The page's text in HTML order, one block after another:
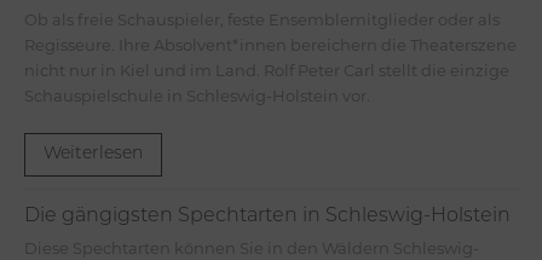
Ob als freie Schauspieler, feste Ensemblemitglieder oder als
Regisseure. Ihre Absolvent*innen bereichern die Theaterszene
nicht nur in Kiel und im Land. Rolf Peter Carl stellt die einzige
Schauspielschule in Schleswig-Holstein vor.
Weiterlesen
Die gängigsten Spechtarten in Schleswig-Holstein
Diese Spechtarten können Sie in den Wäldern Schleswig-